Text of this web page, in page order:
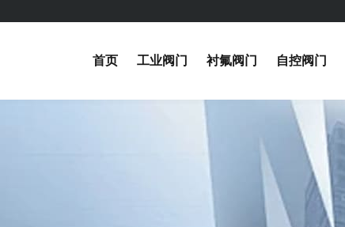
首页 工业阀门 衬氟阀门 自控阀门